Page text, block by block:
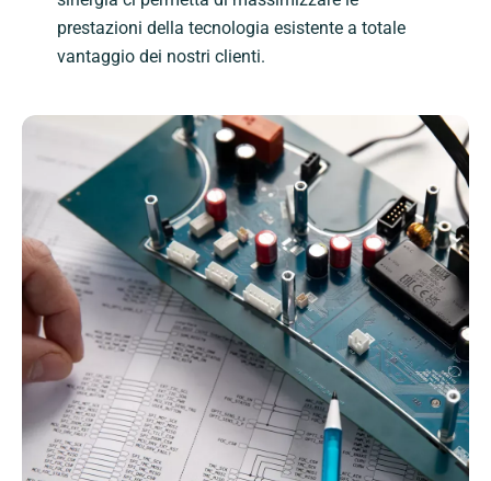
prestazioni della tecnologia esistente a totale
vantaggio dei nostri clienti.